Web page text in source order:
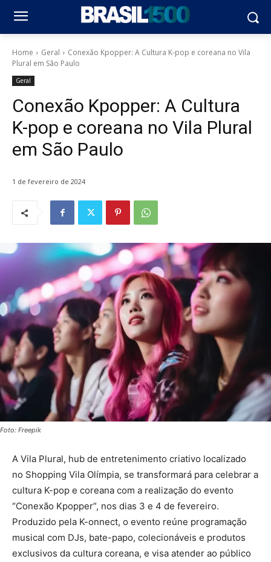
Home Geral
Conexão Kpopper: A Cultura K-pop e coreana no Vila
Plural em São Paulo
Geral
Conexão Kpopper: A Cultura
K-pop e coreana no Vila Plural
em São Paulo
1 de fevereiro de 2024
Foto: Freepik
A Vila Plural, hub de entretenimento criativo localizado
no Shopping Vila Olímpia, se transformará para celebrar a
cultura K-pop e coreana com a realização do evento
“Conexão Kpopper”, nos dias 3 e 4 de fevereiro.
Produzido pela K-onnect, o evento reúne programação
musical com DJs, bate-papo, colecionáveis e produtos
exclusivos da cultura coreana, e visa atender ao público